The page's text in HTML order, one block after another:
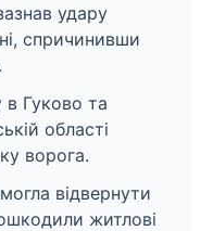
удару
спричинивши
в Гуково та
області
ворога.
відвернути
житлові